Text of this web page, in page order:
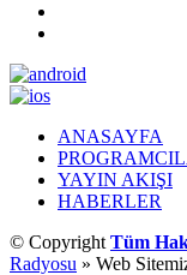
ANASAYFA
YAYIN AKIŞI
HABERLER
© Copyright Tüm
Radyosu » Web